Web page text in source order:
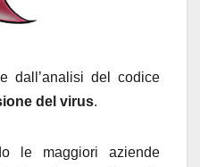
dall’analisi del codice
del virus.
le maggiori aziende